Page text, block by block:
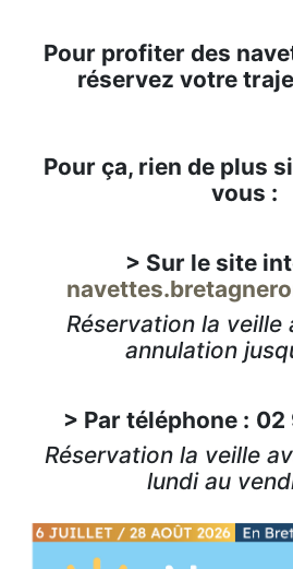
Pour profiter des
réservez votre
Pour ça, rien de plus
vous :
> Sur le site
Réservation la veille
annulation
> Par téléphone : 02
Réservation la veille
lundi au